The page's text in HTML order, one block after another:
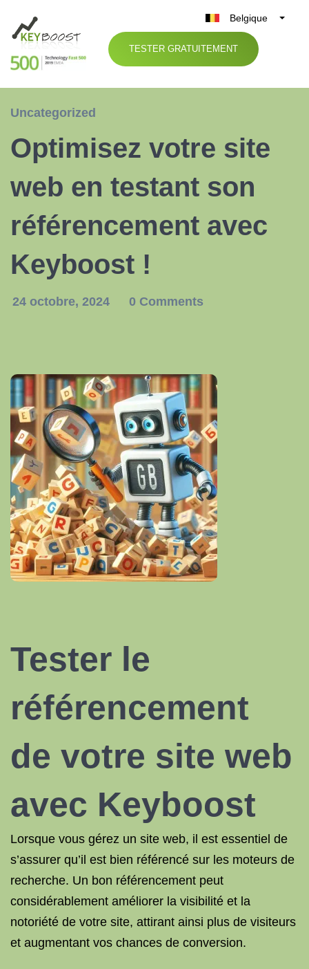
Belgique
België
Nederland
España
TESTER GRATUITEMENT
Uncategorized
Optimisez votre site
web en testant son
référencement avec
Keyboost !
24 octobre, 2024 0 Comments
Tester le
référencement
de votre site web
avec Keyboost
Lorsque vous gérez un site web, il est essentiel de
s’assurer qu’il est bien référencé sur les moteurs de
recherche. Un bon référencement peut
considérablement améliorer la visibilité et la
notoriété de votre site, attirant ainsi plus de visiteurs
et augmentant vos chances de conversion.